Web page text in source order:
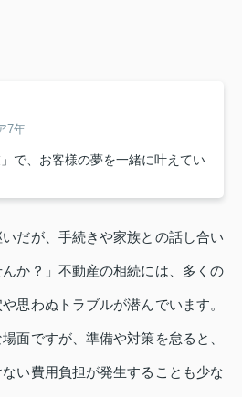
7年
で、お客様の夢を一緒に叶えてい
いだが、手続きや家族との話し合い
か？」不動産の相続には、多くの
思わぬトラブルが潜んでいます。
面ですが、準備や対策を怠ると、
い費用負担が発生することも少な